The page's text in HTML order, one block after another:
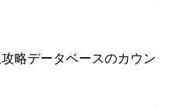
略データベースのカウン